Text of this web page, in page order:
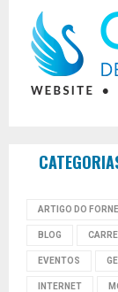
ARTIGO DO
BLOG
EVENTOS
INTERNET